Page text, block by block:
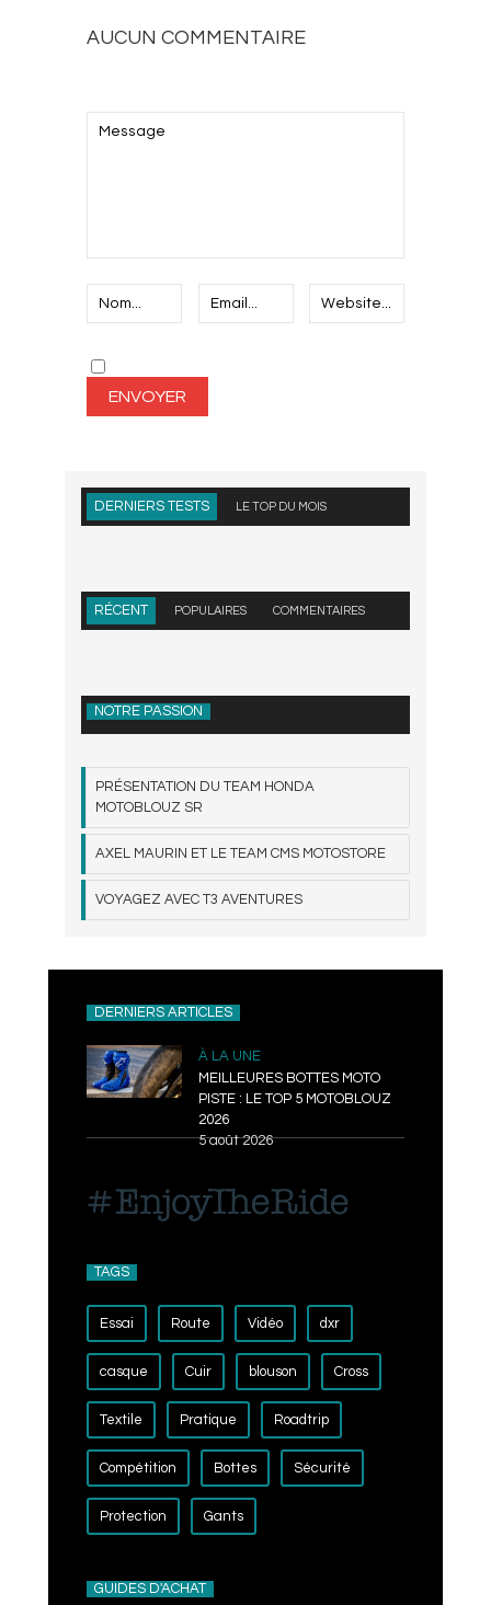
AUCUN COMMENTAIRE
DERNIERS TESTS LE TOP DU MOIS
RÉCENT POPULAIRES COMMENTAIRES
NOTRE PASSION
PRÉSENTATION DU TEAM HONDA
MOTOBLOUZ SR
AXEL MAURIN ET LE TEAM CMS MOTOSTORE
VOYAGEZ AVEC T3 AVENTURES
DERNIERS ARTICLES
À LA UNE
MEILLEURES BOTTES MOTO
PISTE : LE TOP 5 MOTOBLOUZ
2026
5 août 2026
TAGS
Essai Route Vidéo dxr
casque Cuir blouson Cross
Textile Pratique Roadtrip
Compétition Bottes Sécurité
Protection Gants
GUIDES D'ACHAT